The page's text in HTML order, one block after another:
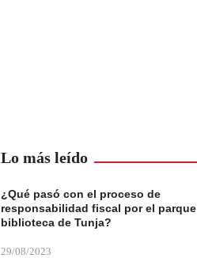
Lo más leído
¿Qué pasó con el proceso de
responsabilidad fiscal por el parque
biblioteca de Tunja?
29/08/2023